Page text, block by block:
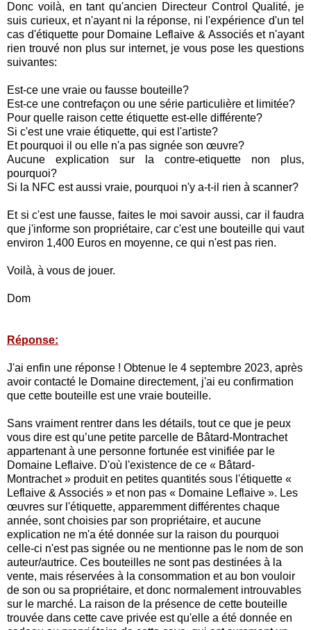
Donc voilà, en tant qu'ancien Directeur Control Qualité, je
suis curieux, et n'ayant ni la réponse, ni l'expérience d'un tel
cas d'étiquette pour Domaine Leflaive & Associés et n'ayant
rien trouvé non plus sur internet, je vous pose les questions
suivantes:
Est-ce une vraie ou fausse bouteille?
Est-ce une contrefaçon ou une série particulière et limitée?
Pour quelle raison cette étiquette est-elle différente?
Si c'est une vraie étiquette, qui est l'artiste?
Et pourquoi il ou elle n'a pas signée son œuvre?
Aucune explication sur la contre-etiquette non plus,
pourquoi?
Si la NFC est aussi vraie, pourquoi n'y a-t-il rien à scanner?
Et si c'est une fausse, faites le moi savoir aussi, car il faudra
que j'informe son propriétaire, car c'est une bouteille qui vaut
environ 1,400 Euros en moyenne, ce qui n'est pas rien.
Voilà, à vous de jouer.
Dom
Réponse:
J'ai enfin une réponse ! Obtenue le 4 septembre 2023, après
avoir contacté le Domaine directement, j'ai eu confirmation
que cette bouteille est une vraie bouteille.
Sans vraiment rentrer dans les détails, tout ce que je peux
vous dire est qu’une petite parcelle de Bâtard-Montrachet
appartenant à une personne fortunée est vinifiée par le
Domaine Leflaive. D'où l'existence de ce « Bâtard-
Montrachet » produit en petites quantités sous l'étiquette «
Leflaive & Associés » et non pas « Domaine Leflaive ». Les
œuvres sur l'étiquette, apparemment différentes chaque
année, sont choisies par son propriétaire, et aucune
explication ne m'a été donnée sur la raison du pourquoi
celle-ci n'est pas signée ou ne mentionne pas le nom de son
auteur/autrice. Ces bouteilles ne sont pas destinées à la
vente, mais réservées à la consommation et au bon vouloir
de son ou sa propriétaire, et donc normalement introuvables
sur le marché. La raison de la présence de cette bouteille
trouvée dans cette cave privée est qu'elle a été donnée en